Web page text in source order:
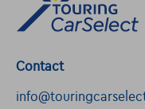
Contact